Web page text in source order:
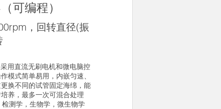
可编程）
，回转直径(振
用直流无刷电机和微电脑控
模式简单易用，内嵌匀速、
换不同的试管固定海绵，能
养，最多一次可混合处理
测学，生物学，微生物学